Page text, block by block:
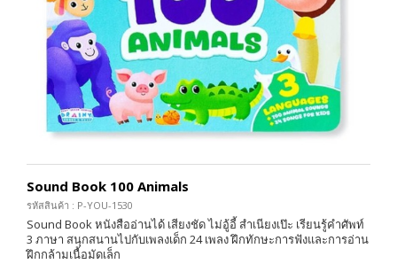
Sound Book 100 Animals
รหัสสินค้า : P-YOU-1530
Sound Book หนังสืออ่านได้ เสียงชัด ไม่อู้อี้ สำเนียงเป๊ะ เรียนรู้คำศัพท์
3 ภาษา สนุกสนานไปกับเพลงเด็ก 24 เพลง ฝึกทักษะการฟังและการอ่าน
ฝึกกล้ามเนื้อมัดเล็ก